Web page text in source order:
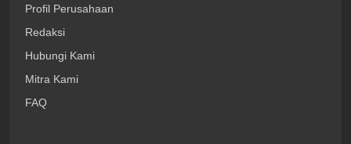
Profil Perusahaan
Redaksi
Hubungi Kami
Mitra Kami
FAQ